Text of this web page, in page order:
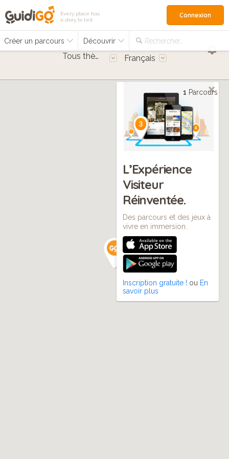
Every place has
a story to tell
Créer un parcours Découvrir Rechercher…
Connexion
Tous thèmes Français
1 Parcours
L’Expérience
Visiteur
Réinventée.
Des parcours et des jeux à
vivre en immersion.
Inscription gratuite ! ou En
savoir plus